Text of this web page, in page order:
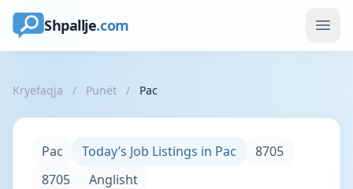
Shpallje.com
Kryefaqja / Punët / Pac
Pac Today’s Job Listings in Pac
8705
8705
Anglisht